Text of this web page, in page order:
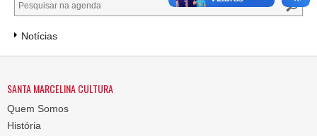
Notícias
SANTA MARCELINA CULTURA
Quem Somos
História